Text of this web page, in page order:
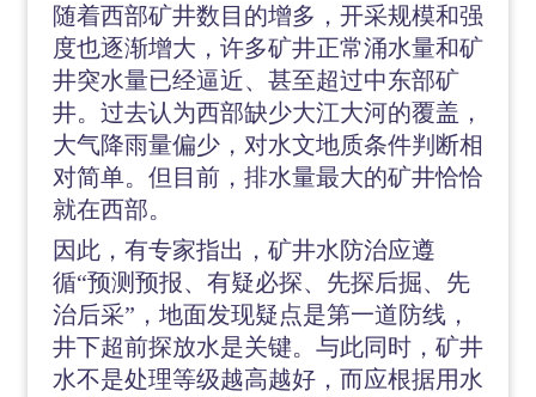
随着西部矿井数目的增多，开采规模和强
度也逐渐增大，许多矿井正常涌水量和矿
井突水量已经逼近、甚至超过中东部矿
井。过去认为西部缺少大江大河的覆盖，
大气降雨量偏少，对水文地质条件判断相
对简单。但目前，排水量最大的矿井恰恰
就在西部。
因此，有专家指出，矿井水防治应遵
循“预测预报、有疑必探、先探后掘、先
治后采”，地面发现疑点是第一道防线，
井下超前探放水是关键。与此同时，矿井
水不是处理等级越高越好，而应根据用水